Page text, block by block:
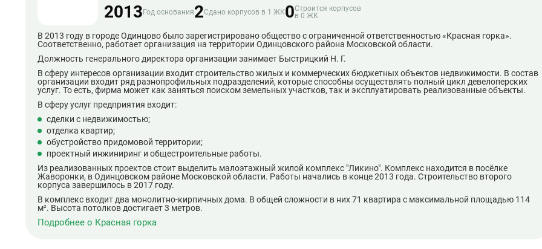
2013 Год основания2Сдано корпусов в 1 ЖК0Строится корпусов
в 0 ЖК
В 2013 году в городе Одинцово было зарегистрировано общество с ограниченной ответственностью «Красная горка».
Соответственно, работает организация на территории Одинцовского района Московской области.
Должность генерального директора организации занимает Быстрицкий Н. Г.
В сферу интересов организации входит строительство жилых и коммерческих бюджетных объектов недвижимости. В состав
организации входит ряд разнопрофильных подразделений, которые способны осуществлять полный цикл девелоперских
услуг. То есть, фирма может как заняться поиском земельных участков, так и эксплуатировать реализованные объекты.
В сферу услуг предприятия входит:
сделки с недвижимостью;
отделка квартир;
обустройство придомовой территории;
проектный инжиниринг и общестроительные работы.
Из реализованных проектов стоит выделить малоэтажный жилой комплекс "Ликино". Комплекс находится в посёлке
Жаворонки, в Одинцовском районе Московской области. Работы начались в конце 2013 года. Строительство второго
корпуса завершилось в 2017 году.
В комплекс входит два монолитно-кирпичных дома. В общей сложности в них 71 квартира с максимальной площадью 114
м². Высота потолков достигает 3 метров.
Подробнее о Красная горка